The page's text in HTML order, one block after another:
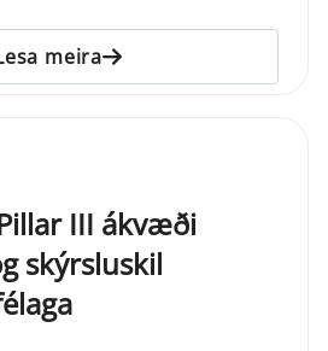
meira
III ákvæði
skýrsluskil